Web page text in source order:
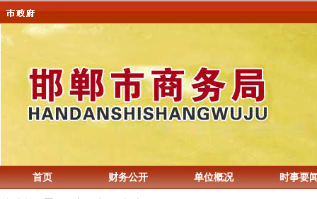
首页 财务公开 单位概况 时事要